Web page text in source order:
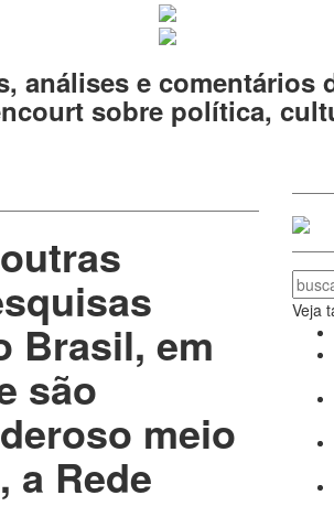
análises e comentários
sobre política,
Brasil, em
são
meio
a Rede
Veja